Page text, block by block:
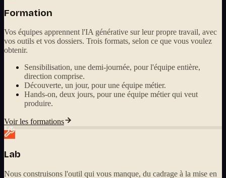
Formation
Vos équipes apprennent l'IA générative sur leur propre travail, avec
vos outils et vos dossiers. Trois formats, selon ce que vous voulez
obtenir.
Sensibilisation, une demi-journée, pour l'équipe entière,
direction comprise.
Découverte, un jour, pour une équipe métier.
Hands-on, deux jours, pour une équipe métier qui veut
produire.
Voir les formations
Lab
Nous construisons l'outil qui vous manque, du cadrage à la mise en